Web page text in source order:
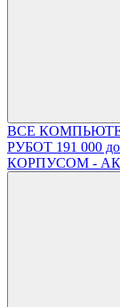
ВСЕ
РУБОТ 191 000
КОРПУСОМ -